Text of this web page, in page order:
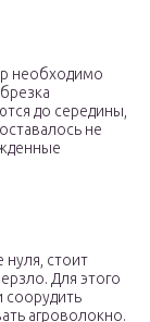
необходимо
до середины,
не
нуля, стоит
Для этого
агроволокно.